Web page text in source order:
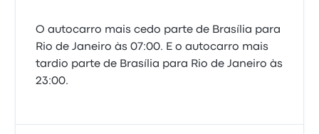
O autocarro mais cedo parte de Brasília para
Rio de Janeiro às 07:00. E o autocarro mais
tardio parte de Brasília para Rio de Janeiro às
23:00.